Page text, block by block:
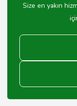
Size en yakın